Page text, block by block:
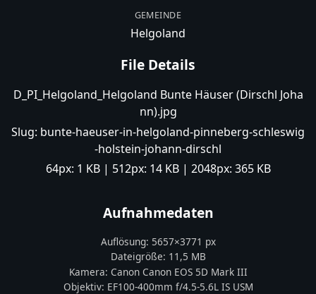
GEMEINDE
Helgoland
File Details
D_PI_Helgoland_Helgoland Bunte Häuser (Dirschl Joha
nn).jpg
Slug: bunte-haeuser-in-helgoland-pinneberg-schleswig
-holstein-johann-dirschl
64px: 1 KB| 512px: 14 KB| 2048px: 365 KB
Aufnahmedaten
Auflösung: 5657×3771 px
Dateigröße: 11,5 MB
Kamera: CanonCanon EOS 5D Mark III
Objektiv: EF100-400mm f/4.5-5.6L IS USM